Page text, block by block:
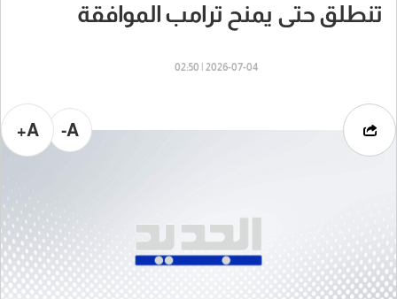
تنطلق حتى يمنح ترامب الموافقة
2026-07-04 | 02:50
A-
A+